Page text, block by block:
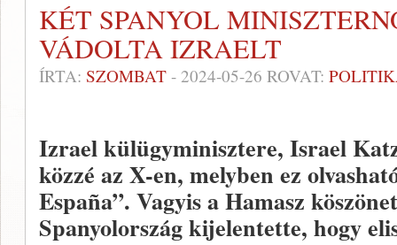
KÉT SPANYOL
VÁDOLTA IZRAELT
ÍRTA: SZOMBAT - 2024-05-26 ROVAT:
Izrael külügyminisztere, Israel
közzé az X-en, melyben ez
España”. Vagyis a Hamasz
Spanyolország kijelentette, hogy